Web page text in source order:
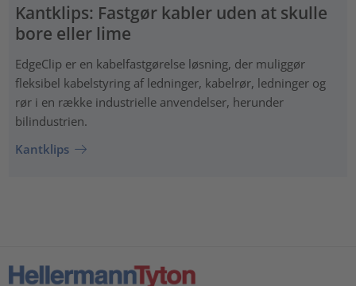
Kantklips: Fastgør kabler uden at skulle
bore eller lime
EdgeClip er en kabelfastgørelse løsning, der muliggør
fleksibel kabelstyring af ledninger, kabelrør, ledninger og
rør i en række industrielle anvendelser, herunder
bilindustrien.
Kantklips